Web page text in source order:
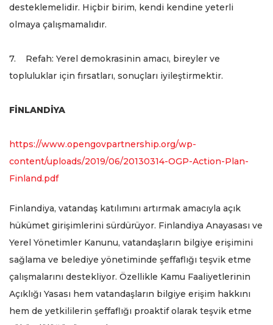
desteklemelidir. Hiçbir birim, kendi kendine yeterli
olmaya çalışmamalıdır.
7. Refah: Yerel demokrasinin amacı, bireyler ve
topluluklar için fırsatları, sonuçları iyileştirmektir.
FİNLANDİYA
https://www.opengovpartnership.org/wp-
content/uploads/2019/06/20130314-OGP-Action-Plan-
Finland.pdf
Finlandiya, vatandaş katılımını artırmak amacıyla açık
hükümet girişimlerini sürdürüyor. Finlandiya Anayasası ve
Yerel Yönetimler Kanunu, vatandaşların bilgiye erişimini
sağlama ve belediye yönetiminde şeffaflığı teşvik etme
çalışmalarını destekliyor. Özellikle Kamu Faaliyetlerinin
Açıklığı Yasası hem vatandaşların bilgiye erişim hakkını
hem de yetkililerin şeffaflığı proaktif olarak teşvik etme